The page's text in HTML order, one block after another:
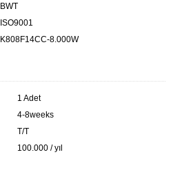
BWT
ISO9001
K808F14CC-8.000W
1 Adet
4-8weeks
T/T
100.000 / yıl